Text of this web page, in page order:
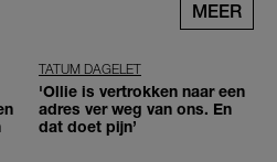
MEER
TATUM DAGELET
'Ollie is vertrokken naar een
adres ver weg van ons. En
dat doet pijn’